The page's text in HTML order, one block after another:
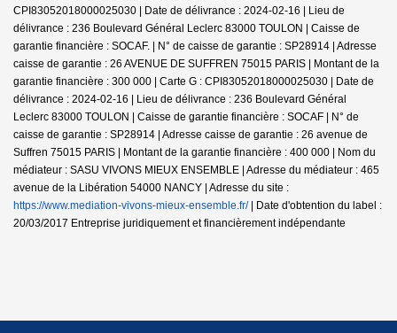
CPI83052018000025030 | Date de délivrance : 2024-02-16 | Lieu de
délivrance : 236 Boulevard Général Leclerc 83000 TOULON | Caisse de
garantie financière : SOCAF. | N° de caisse de garantie : SP28914 | Adresse
caisse de garantie : 26 AVENUE DE SUFFREN 75015 PARIS | Montant de la
garantie financière : 300 000 | Carte G : CPI83052018000025030 | Date de
délivrance : 2024-02-16 | Lieu de délivrance : 236 Boulevard Général
Leclerc 83000 TOULON | Caisse de garantie financière : SOCAF | N° de
caisse de garantie : SP28914 | Adresse caisse de garantie : 26 avenue de
Suffren 75015 PARIS | Montant de la garantie financière : 400 000 | Nom du
médiateur : SASU VIVONS MIEUX ENSEMBLE | Adresse du médiateur : 465
avenue de la Libération 54000 NANCY | Adresse du site :
https://www.mediation-vivons-mieux-ensemble.fr/| Date d'obtention du label :
20/03/2017 Entreprise juridiquement et financièrement indépendante